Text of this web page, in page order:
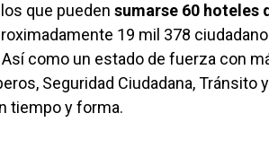
los que pueden sumarse 60 hoteles
19 mil 378
como un estado de fuerza con
Seguridad Ciudadana, Tránsito
tiempo y forma.